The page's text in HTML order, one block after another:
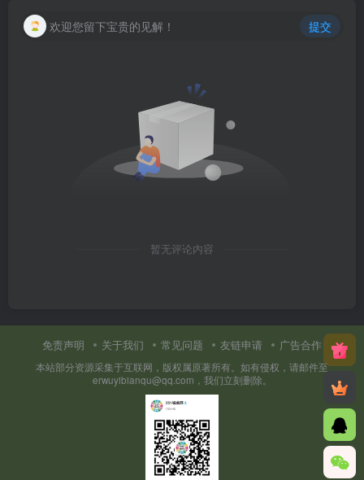
欢迎您留下宝贵的见解！ 提交
暂无评论内容
免责声明 关于我们 常见问题 友链申请 广告合作
本站部分资源采集于互联网，版权属原著所有。如有侵权，请邮件至
erwuyibianqu@qq.com，我们立刻删除。